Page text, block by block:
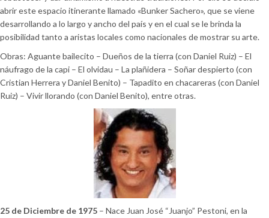
abrir este espacio itinerante llamado «Bunker Sachero», que se viene
desarrollando a lo largo y ancho del país y en el cual se le brinda la
posibilidad tanto a aristas locales como nacionales de mostrar su arte.
Obras: Aguante bailecito – Dueños de la tierra (con Daniel Ruiz) – El
náufrago de la capi – El olvidau – La plañidera – Soñar despierto (con
Cristian Herrera y Daniel Benito) – Tapadito en chacareras (con Daniel
Ruiz) – Vivir llorando (con Daniel Benito), entre otras.
25 de Diciembre de 1975 – Nace Juan José “Juanjo” Pestoni, en la